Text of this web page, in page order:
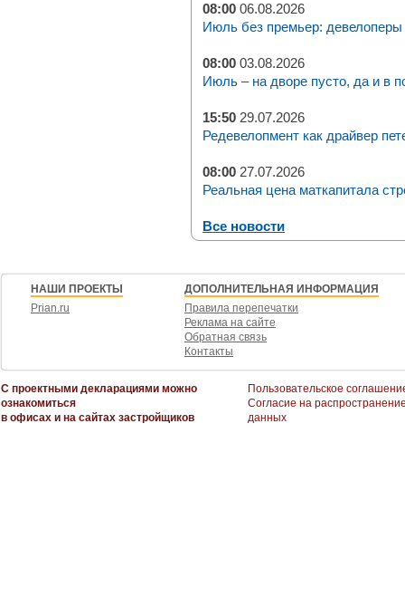
08:00 06.08.2026
Июль без премьер: девелоперы
08:00 03.08.2026
Июль – на дворе пусто, да и в
15:50 29.07.2026
Редевелопмент как драйвер
08:00 27.07.2026
Реальная цена маткапитала
Все новости
НАШИ ПРОЕКТЫ
Prian.ru
ДОПОЛНИТЕЛЬНАЯ ИНФОРМАЦИЯ
Правила перепечатки
Реклама на сайте
Обратная связь
Контакты
С проектными декларациями можно
ознакомиться
в офисах и на сайтах застройщиков
Пользовательское
Согласие на
данных